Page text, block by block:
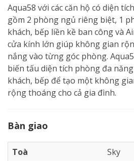
Aqua58 với các căn hộ có diện
gồm 2 phòng ngủ riêng biệt, 1
khách, bếp liền kề ban công và
cửa kính lớn giúp không gian
nắng vào từng góc phòng.
biến tấu diện tích phòng đa
khách, bếp để tạo một không
rộng thoáng cho cả gia đình.
Bàn giao
Toà Sky